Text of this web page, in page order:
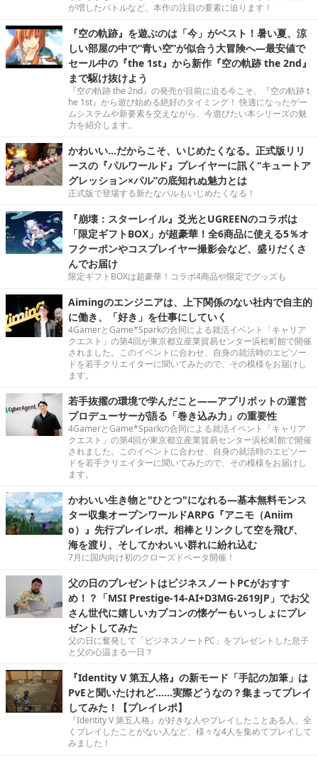
が増したバトルなど、本作の注目の要素に迫ります！
『空の軌跡』を遊ぶのは「今」がベスト！暑い夏、涼
しい部屋の中で“青い空”が似合う大冒険へ―最安値で
セール中の『the 1st』から新作『空の軌跡 the 2nd』
まで駆け抜けよう
『空の軌跡 the 2nd』の発売が目前に迫る今こそ、『空の軌跡 t
he 1st』から遊び始める絶好のタイミング！ 快適になったゲー
ムシステムや新要素を交えながら、今遊びたい本シリーズの魅
力を紹介します。
かわいい…だからこそ、いじめたくなる。正式版リリ
ースの『パルワールド』プレイヤーに訊く“キュートア
グレッション×パル”の底知れぬ魅力とは
正式版で登場する新たなパルもいじめたくなる！
『崩壊：スターレイル』爻光とUGREENのコラボは
「限定ギフトBOX」が超豪華！全6商品に使える5％オ
フクーポンやコスプレイヤー撮影会など、盛りだくさ
んでお届け
限定ギフトBOXは超豪華！コラボ4商品や限定でグッズも
Aimingのエンジニアは、上下関係のない社内で自主的
に働き、「好き」を仕事にしていく
4GamerとGame*Sparkの合同による就活イベント「キャリア
クエスト」の第4回が東京都立産業貿易センター浜松町館で開催
されました。このイベントに合わせ、自身の就活時のエピソー
ドを若手クリエイターに聞いてみたので、その模様をお届けし
ます。
若手抜擢の環境で学んだこと――アプリボットの運営
プロデューサーが語る「巻き込み力」の重要性
4GamerとGame*Sparkの合同による就活イベント「キャリア
クエスト」の第4回が東京都立産業貿易センター浜松町館で開催
されました。このイベントに合わせ、自身の就活時のエピソー
ドを若手クリエイターに聞いてみたので、その模様をお届けし
ます。
かわいい生き物と"ひとつ"になれる―基本無料モンス
ター収集オープンワールドARPG『アニモ（Aniim
o）』先行プレイレポ。相棒とリンクして空を飛び、
海を渡り、そしてかわいい群れに紛れ込む
7月に国内向け初のクローズドベータ開催！
父の日のプレゼントはビジネスノートPCがおすす
め！？「MSI Prestige-14-AI+D3MG-2619JP」でお父
さん世代に嬉しいカプコンの懐ゲーもいっしょにプレ
ゼントしてみた
父の日に奮発して「ビジネスノートPC」をプレゼントした息子
と父の心温まる一日？
『Identity V 第五人格』の新モード「手記の加筆」は
PvEと聞いたけれど……実際どうなの？集まってプレイ
してみた！【プレイレポ】
『Identity V 第五人格』が好きな人やプレイしたことある人、全
くプレイしたことがない人など、様々な4人を集めてプレイして
みました！